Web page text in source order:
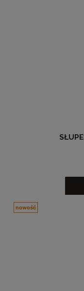
nowość